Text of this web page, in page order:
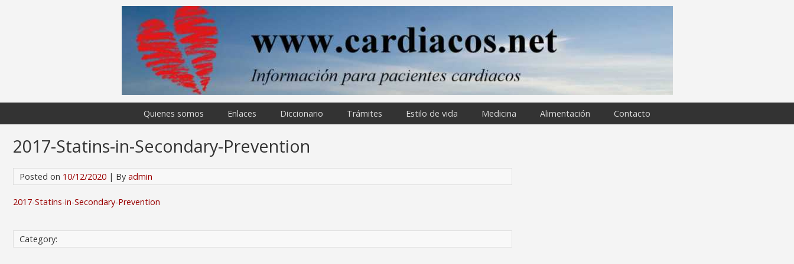
Quienes somos Enlaces Diccionario Trámites Estilo de vida Medicina Alimentación Contacto
2017-Statins-in-Secondary-Prevention
Posted on 10/12/2020 | By admin
2017-Statins-in-Secondary-Prevention
Category: